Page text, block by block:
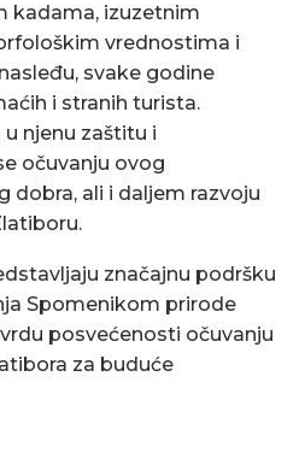
kadama, izuzetnim
vrednostima i
svake godine
i stranih turista.
njenu zaštitu i
očuvanju ovog
dobra, ali i daljem razvoju
značajnu podršku
Spomenikom prirode
posvećenosti očuvanju
za buduće